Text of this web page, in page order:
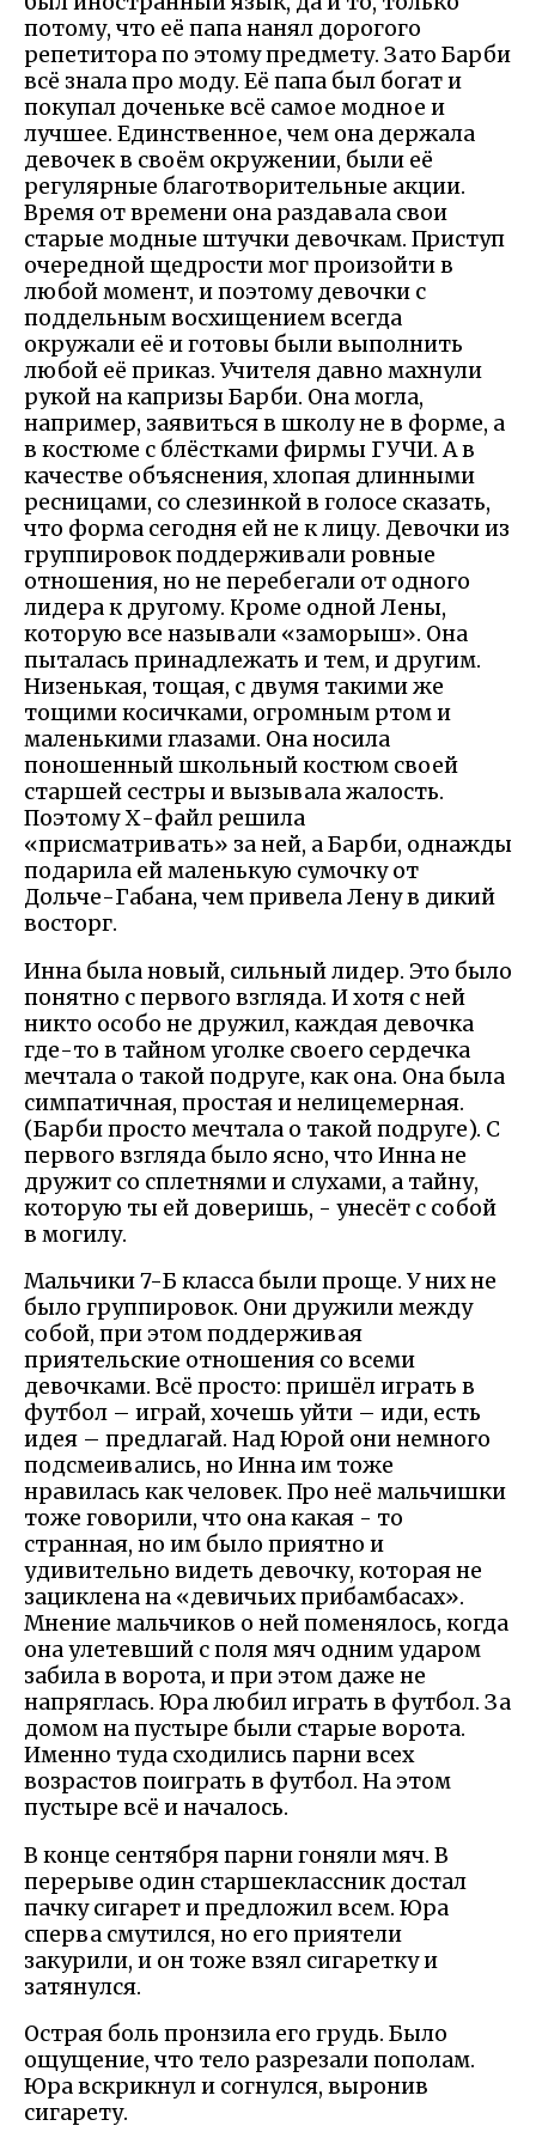
потому, что её папа нанял дорогого
репетитора по этому предмету. Зато Барби
всё знала про моду. Её папа был богат и
покупал доченьке всё самое модное и
лучшее. Единственное, чем она держала
девочек в своём окружении, были её
регулярные благотворительные акции.
Время от времени она раздавала свои
старые модные штучки девочкам. Приступ
очередной щедрости мог произойти в
любой момент, и поэтому девочки с
поддельным восхищением всегда
окружали её и готовы были выполнить
любой её приказ. Учителя давно махнули
рукой на капризы Барби. Она могла,
например, заявиться в школу не в форме, а
в костюме с блёстками фирмы ГУЧИ. А в
качестве объяснения, хлопая длинными
ресницами, со слезинкой в голосе сказать,
что форма сегодня ей не к лицу. Девочки из
группировок поддерживали ровные
отношения, но не перебегали от одного
лидера к другому. Кроме одной Лены,
которую все называли «заморыш». Она
пыталась принадлежать и тем, и другим.
Низенькая, тощая, с двумя такими же
тощими косичками, огромным ртом и
маленькими глазами. Она носила
поношенный школьный костюм своей
старшей сестры и вызывала жалость.
Поэтому Х-файл решила
«присматривать» за ней, а Барби, однажды
подарила ей маленькую сумочку от
Дольче-Габана, чем привела Лену в дикий
восторг.
Инна была новый, сильный лидер. Это было
понятно с первого взгляда. И хотя с ней
никто особо не дружил, каждая девочка
где-то в тайном уголке своего сердечка
мечтала о такой подруге, как она. Она была
симпатичная, простая и нелицемерная.
(Барби просто мечтала о такой подруге). С
первого взгляда было ясно, что Инна не
дружит со сплетнями и слухами, а тайну,
которую ты ей доверишь, - унесёт с собой
в могилу.
Мальчики 7-Б класса были проще. У них не
было группировок. Они дружили между
собой, при этом поддерживая
приятельские отношения со всеми
девочками. Всё просто: пришёл играть в
футбол – играй, хочешь уйти – иди, есть
идея – предлагай. Над Юрой они немного
подсмеивались, но Инна им тоже
нравилась как человек. Про неё мальчишки
тоже говорили, что она какая - то
странная, но им было приятно и
удивительно видеть девочку, которая не
зациклена на «девичьих прибамбасах».
Мнение мальчиков о ней поменялось, когда
она улетевший с поля мяч одним ударом
забила в ворота, и при этом даже не
напряглась. Юра любил играть в футбол. За
домом на пустыре были старые ворота.
Именно туда сходились парни всех
возрастов поиграть в футбол. На этом
пустыре всё и началось.
В конце сентября парни гоняли мяч. В
перерыве один старшеклассник достал
пачку сигарет и предложил всем. Юра
сперва смутился, но его приятели
закурили, и он тоже взял сигаретку и
затянулся.
Острая боль пронзила его грудь. Было
ощущение, что тело разрезали пополам.
Юра вскрикнул и согнулся, выронив
сигарету.